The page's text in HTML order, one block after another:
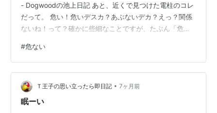
- Dogwoodの池上日記 あと、近くで見つけた電柱のコレ
だって。 危い！危いデスカ？あぶないデカ？えっ？関係
ないね！って？確かに些細なことですが、たぶん「危な
Dogwood でありました。 お立ちより頂き、ありがとう
ございます。以下のブログ村に登録していますので、良
ろしかったらポチっとお願いします。 にほんブログ村 池
上の情報が満載「いけまち探検隊」のページはこちら
へ！? いけまち探検隊｜note
#危ない
Ｔ王子の思い立ったら即日記 • 7ヶ月前
眠ーい